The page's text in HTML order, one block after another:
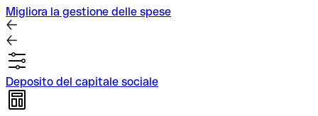
Migliora la gestione delle spese
Deposito del capitale sociale